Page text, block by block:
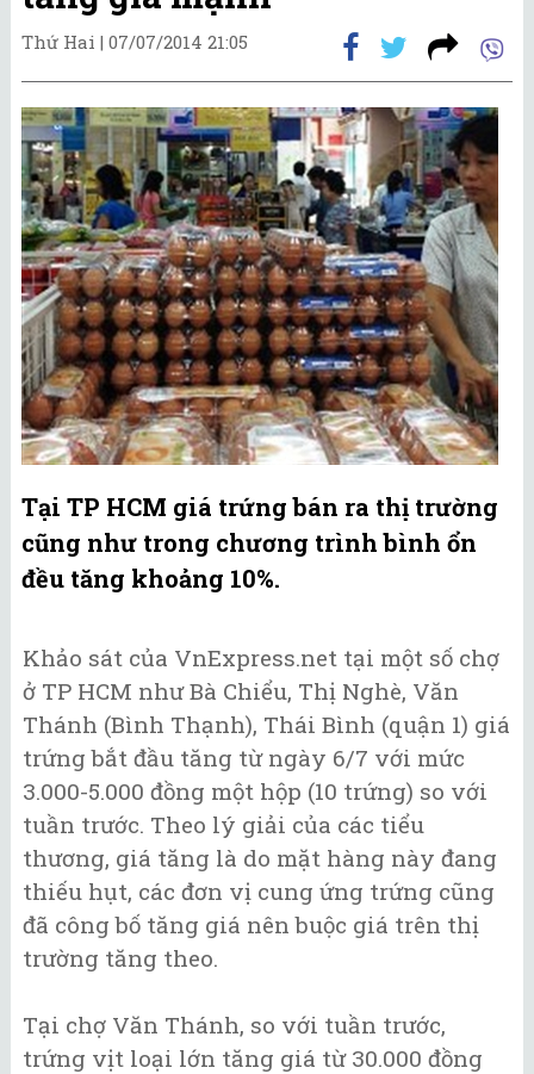
Thứ Hai | 07/07/2014 21:05
Tại TP HCM giá trứng bán ra thị trường
cũng như trong chương trình bình ổn
đều tăng khoảng 10%.
Khảo sát của VnExpress.net tại một số chợ
ở TP HCM như Bà Chiểu, Thị Nghè, Văn
Thánh (Bình Thạnh), Thái Bình (quận 1) giá
trứng bắt đầu tăng từ ngày 6/7 với mức
3.000-5.000 đồng một hộp (10 trứng) so với
tuần trước. Theo lý giải của các tiểu
thương, giá tăng là do mặt hàng này đang
thiếu hụt, các đơn vị cung ứng trứng cũng
đã công bố tăng giá nên buộc giá trên thị
trường tăng theo.
Tại chợ Văn Thánh, so với tuần trước,
trứng vịt loại lớn tăng giá từ 30.000 đồng